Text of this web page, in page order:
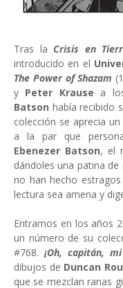
Tras la Crisis en
introducido en el
The Power of Shazam
y Peter Krause a
Batson había recibido
colección se aprecia
a la par que
Ebenezer Batson, el
dándoles una patina
no han hecho
lectura sea amena y
Entramos en los años
un número de su
#768. ¡Oh, capitán,
dibujos de Duncan
que se mezclan ranas